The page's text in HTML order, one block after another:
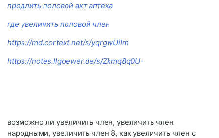
продлить половой акт аптека
где увеличить половой член
https://md.cortext.net/s/yqrgwUiIm
https://notes.llgoewer.de/s/Zkmq8q0U-
возможно ли увеличить член, увеличить член
народными, увеличить член 8, как увеличить член с